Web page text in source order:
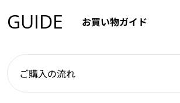
GUIDE お買い物ガイド
ご購入の流れ